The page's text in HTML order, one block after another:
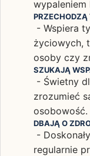
wypaleniem
PRZECHODZĄ
- Wspiera
życiowych,
osoby czy
SZUKAJĄ
- Świetny
zrozumieć
osobowość.
DBAJĄ O
-
regularnie